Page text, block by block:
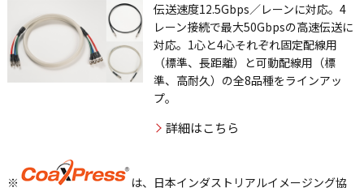
伝送速度12.5Gbps／レーンに対応。4
レーン接続で最大50Gbpsの高速伝送に
対応。1心と4心それぞれ固定配線用
（標準、長距離）と可動配線用（標
準、高耐久）の全8品種をラインアッ
プ。
詳細はこちら
※
は、日本インダストリアルイメージング協